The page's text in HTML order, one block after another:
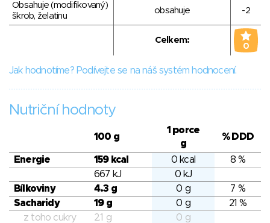
Obsahuje (modifikovaný)
škrob, želatinu
obsahuje -2
Celkem:
0
Jak hodnotíme? Podívejte se na náš systém hodnocení.
Nutriční hodnoty
100 g
1 porce
g
% DDD
Energie 159 kcal 0 kcal
8 %
667 kJ
0 kJ
Bílkoviny
4.3 g 0 g
7 %
Sacharidy
19 g 0 g
21 %
z toho cukry
2.1 g
0 g